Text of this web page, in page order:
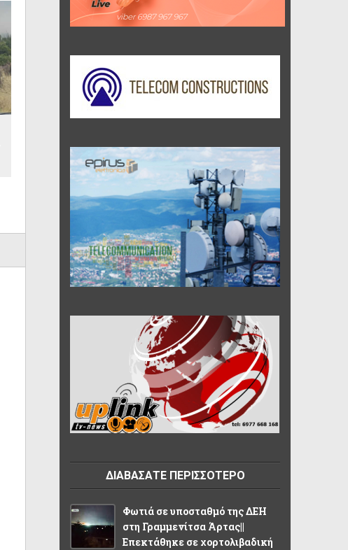
ΔΙΑΒΑΣΑΤΕ ΠΕΡΙΣΣΟΤΕΡΟ
Φωτιά σε υποσταθμό της ΔΕΗ
στη Γραμμενίτσα Άρτας||
Επεκτάθηκε σε χορτολιβαδική